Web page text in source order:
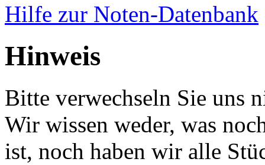
Hilfe zur Noten-Datenbank
Hinweis
Bitte verwechseln Sie uns
Wir wissen weder, was
ist, noch haben wir alle